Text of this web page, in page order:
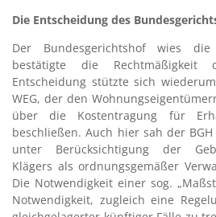
Die Entscheidung des
Der Bundesgerichtshof wies
bestätigte die Rechtmäßigkeit
Entscheidung stützte sich
WEG, der den
über die Kostentragung für
beschließen. Auch hier sah der
unter Berücksichtigung der
Klägers als ordnungsgemäßer
Die Notwendigkeit einer sog.
Notwendigkeit, zugleich eine